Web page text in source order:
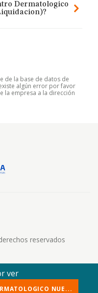
Dermatologico
de la base de datos de
existe algún error por favor
la empresa a la dirección
reservados
ver
NUE...